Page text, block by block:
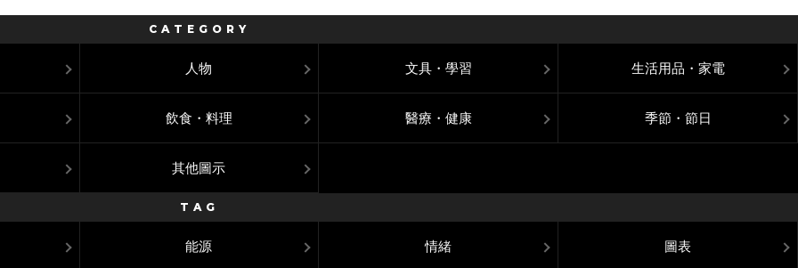
CATEGORY
人物 文具・學習 生活用品・家電
飲食・料理 醫療・健康 季節・節日
其他圖示
TAG
能源 情緒 圖表